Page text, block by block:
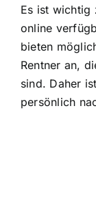
Es ist wichtig
online
bieten
Rentner an,
sind. Daher
persönlich